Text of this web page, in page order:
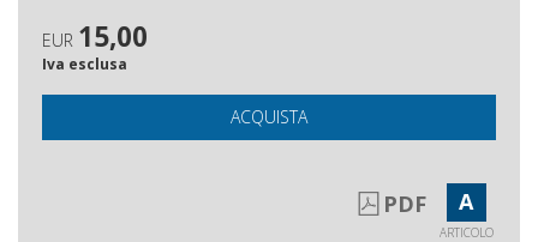
EUR 15,00
Iva esclusa
ACQUISTA
PDF A
ARTICOLO